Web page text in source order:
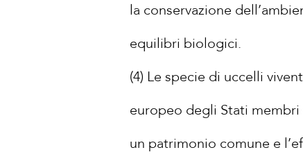
la conservazione
equilibri biologici.
(4) Le specie di uccelli
europeo degli Stati
un patrimonio comune e